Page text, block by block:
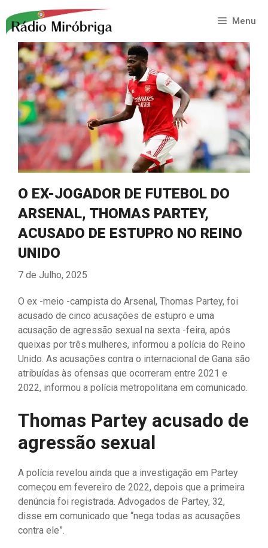
para
conteúdo
Menu
O EX-JOGADOR DE FUTEBOL DO
ARSENAL, THOMAS PARTEY,
ACUSADO DE ESTUPRO NO REINO
UNIDO
7 de Julho, 2025
O ex -meio -campista do Arsenal, Thomas Partey, foi
acusado de cinco acusações de estupro e uma
acusação de agressão sexual na sexta -feira, após
queixas por três mulheres, informou a polícia do Reino
Unido. As acusações contra o internacional de Gana são
atribuídas às ofensas que ocorreram entre 2021 e
2022, informou a polícia metropolitana em comunicado.
Thomas Partey acusado de
agressão sexual
A polícia revelou ainda que a investigação em Partey
começou em fevereiro de 2022, depois que a primeira
denúncia foi registrada. Advogados de Partey, 32,
disse em comunicado que “nega todas as acusações
contra ele”.